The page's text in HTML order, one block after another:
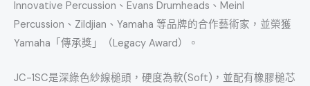
Innovative Percussion、Evans Drumheads、Meinl
Percussion、Zildjian、Yamaha 等品牌的合作藝術家，並榮獲
Yamaha「傳承獎」（Legacy Award）。
JC-1SC是深綠色紗線槌頭，硬度為軟(Soft)，並配有橡膠槌芯